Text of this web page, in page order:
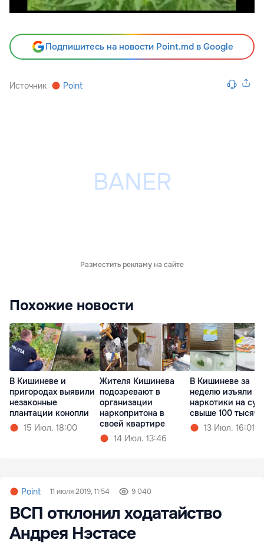
Подпишитесь на новости Point.md в Google
Источник Point
Разместить рекламу на сайте
Похожие новости
В Кишиневе и
пригородах выявили
незаконные
плантации конопли
15 Июл. 18:00
Жителя Кишинева
подозревают в
организации
наркопритона в
своей квартире
14 Июл. 13:46
В Кишиневе за
неделю изъяли
наркотики на
свыше 100 тысяч
13 Июл. 16:01
Point 11 июля 2019, 11:54 9 040
ВСП отклонил ходатайство
Андрея Нэстасе